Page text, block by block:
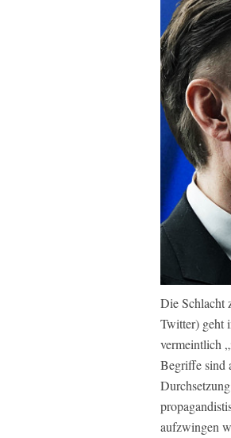
Die Schlacht
Twitter) geht
vermeintlich
Begriffe sind
aufzwingen